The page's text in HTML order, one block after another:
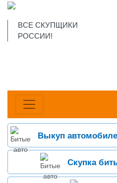
ВСЕ СКУПЩИКИ
РОССИИ!
Выкуп
Скупка